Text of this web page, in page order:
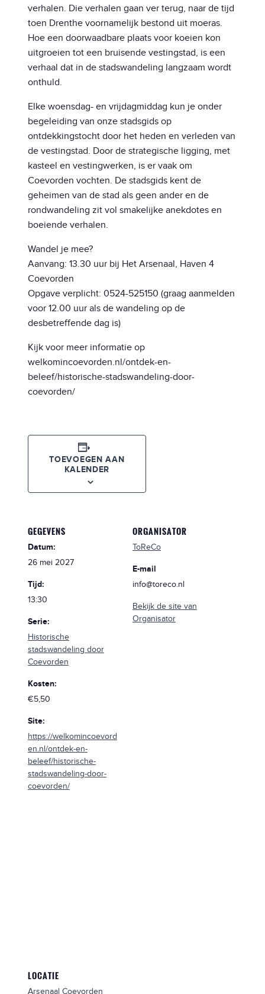
verhalen. Die verhalen gaan ver terug, naar de tijd
toen Drenthe voornamelijk bestond uit moeras.
Hoe een doorwaadbare plaats voor koeien kon
uitgroeien tot een bruisende vestingstad, is een
verhaal dat in de stadswandeling langzaam wordt
onthuld.
Elke woensdag- en vrijdagmiddag kun je onder
begeleiding van onze stadsgids op
ontdekkingstocht door het heden en verleden van
de vestingstad. Door de strategische ligging, met
kasteel en vestingwerken, is er vaak om
Coevorden vochten. De stadsgids kent de
geheimen van de stad als geen ander en de
rondwandeling zit vol smakelijke anekdotes en
boeiende verhalen.
Wandel je mee?
Aanvang: 13.30 uur bij Het Arsenaal, Haven 4
Coevorden
Opgave verplicht: 0524-525150 (graag aanmelden
voor 12.00 uur als de wandeling op de
desbetreffende dag is)
Kijk voor meer informatie op
welkomincoevorden.nl/ontdek-en-
beleef/historische-stadswandeling-door-
coevorden/
TOEVOEGEN AAN
KALENDER
GEGEVENS
Datum:
26 mei 2027
Tijd:
13:30
Serie:
Historische
stadswandeling door
Coevorden
Kosten:
€5,50
Site:
https://welkomincoevord
en.nl/ontdek-en-
beleef/historische-
stadswandeling-door-
coevorden/
ORGANISATOR
ToReCo
E-mail
info@toreco.nl
Bekijk de site van
Organisator
LOCATIE
Arsenaal Coevorden